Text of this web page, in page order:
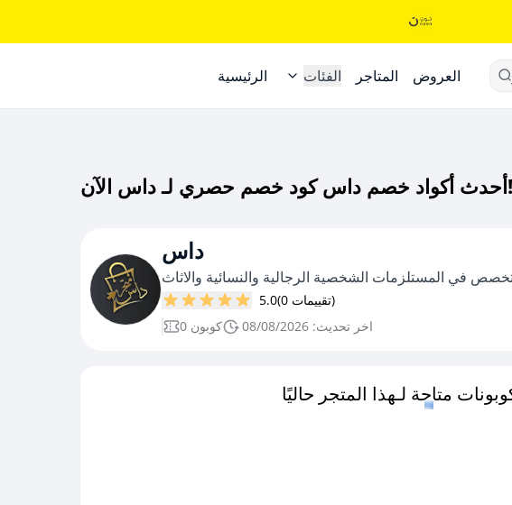
الرئيسية الفئات المتاجر العروض
أحدث أكواد خصم داس كود خصم حصري لـ داس الآن!
داس
في المستلزمات الشخصية الرجالية والنسائية والاثاث
5.0
(0 تقييمات)
0 كوبون
اخر تحديث: 08/08/2026